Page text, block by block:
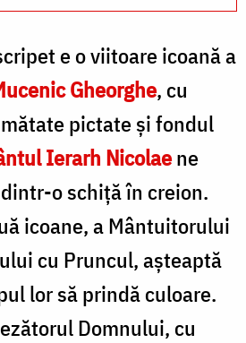
e o viitoare icoană a
Gheorghe, cu
pictate și fondul
Ierarh Nicolaene
o schiță în creion.
icoane, a Mântuitorului
cu Pruncul, așteaptă
lor să prindă culoare.
Domnului, cu